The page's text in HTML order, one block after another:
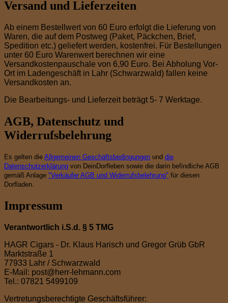
Versand und Lieferzeiten
Ab einem Bestellwert von 60 Euro erfolgt die Lieferung von
Waren, die auf dem Postweg (Paket, Päckchen, Brief,
Spedition etc.) geliefert werden, kostenfrei. Für Bestellungen
unter 60 Euro Warenwert berechnen wir eine
Versandkostenpauschale von 6,90 Euro. Bei Abholung Vor-
Ort im Ladengeschäft in Lahr (Schwarzwald) fallen keine
Versandkosten an.
Die Bearbeitungs- und Lieferzeit beträgt 5- 7 Werktage.
AGB, Datenschutz und
Widerrufsbelehrung
Es gelten die Allgemeinen Geschäftsbedingungen und die
Datenschutzerklärung von DeinDorfleben sowie die darin befindliche AGB
gemäß Anlage "Verkäufer AGB und Widerrufsbelehrung" für diesen
Dorfladen.
Impressum
Verantwortlich i.S.d. § 5 TMG
HAGR Cigars - Dr. Klaus Harisch und Gregor Grüb GbR
Marktstraße 1
77933 Lahr / Schwarzwald
E-Mail: post@herr-lehmann.com
Tel.: 07821 5499109
Vertretungsberechtigte Geschäftsführer: